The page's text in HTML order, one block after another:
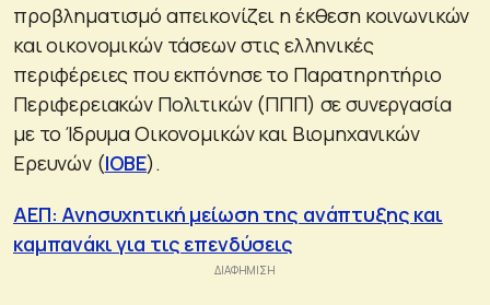
προβληματισμό απεικονίζει η έκθεση κοινωνικών
και οικονομικών τάσεων στις ελληνικές
περιφέρειες που εκπόνησε το Παρατηρητήριο
Περιφερειακών Πολιτικών (ΠΠΠ) σε συνεργασία
με το Ίδρυμα Οικονομικών και Βιομηχανικών
Ερευνών (ΙΟΒΕ).
ΑΕΠ: Ανησυχητική μείωση της ανάπτυξης και
καμπανάκι για τις επενδύσεις